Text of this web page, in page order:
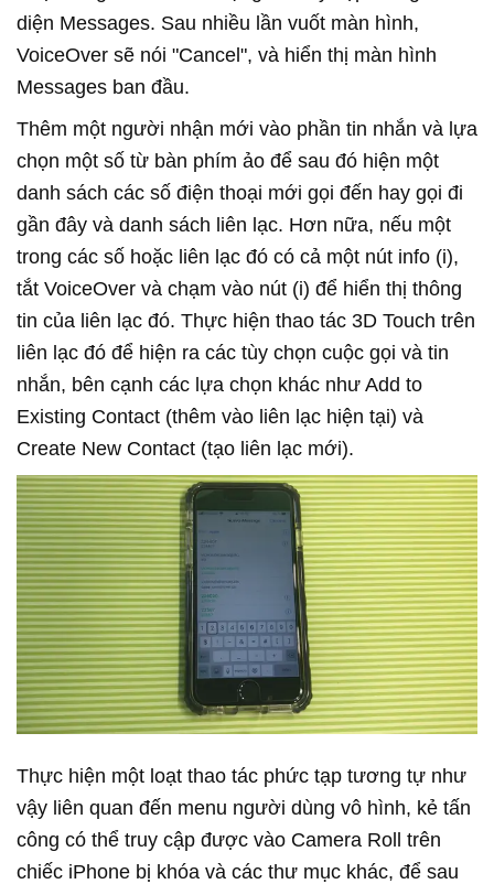
diện Messages. Sau nhiều lần vuốt màn hình,
VoiceOver sẽ nói "Cancel", và hiển thị màn hình
Messages ban đầu.
Thêm một người nhận mới vào phần tin nhắn và lựa
chọn một số từ bàn phím ảo để sau đó hiện một
danh sách các số điện thoại mới gọi đến hay gọi đi
gần đây và danh sách liên lạc. Hơn nữa, nếu một
trong các số hoặc liên lạc đó có cả một nút info (i),
tắt VoiceOver và chạm vào nút (i) để hiển thị thông
tin của liên lạc đó. Thực hiện thao tác 3D Touch trên
liên lạc đó để hiện ra các tùy chọn cuộc gọi và tin
nhắn, bên cạnh các lựa chọn khác như Add to
Existing Contact (thêm vào liên lạc hiện tại) và
Create New Contact (tạo liên lạc mới).
Thực hiện một loạt thao tác phức tạp tương tự như
vậy liên quan đến menu người dùng vô hình, kẻ tấn
công có thể truy cập được vào Camera Roll trên
chiếc iPhone bị khóa và các thư mục khác, để sau